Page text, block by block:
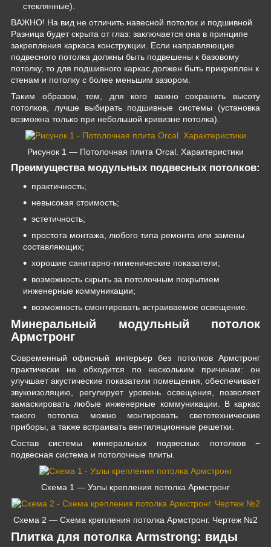
стеклянные).
ВАЖНО! На вид не отличить навесной потолок и подшивной.
Разница будет скрыта от глаз: заключается она в принципе
закрепления каркаса конструкции. Если направляющие
подвесного потолка должны быть подвешены к базовому
потолку, то для подшивного каркас должен быть прикреплен к
стенам и потолку с более меньшим зазором.
Таким образом, тем, для кого важно сохранить высоту
потолков, лучше выбирать подшивные системы (установка
возможна только при небольшой кривизне потолка).
Рисунок 1 — Потолочная плита Orcal. Характеристики
Преимущества модульных подвесных потолков:
практичность;
невысокая стоимость;
эстетичность;
простота монтажа, любого типа ремонта или замены
составляющих;
хорошие санитарно-гигиенические показатели;
возможность скрыть за потолочным покрытием
инженерные коммуникации;
возможность смонтировать встраиваемое освещение.
Минеральный модульный потолок
Армстронг
Современный офисный интерьер без потолков Армстронг
практически не обходится по нескольким причинам: он
улучшает акустические показатели помещения, обеспечивает
звукоизоляцию, регулирует уровень освещения, позволяет
замаскировать любые инженерные коммуникации. В каркас
такого потолка можно монтировать светотехнические
приборы, а также встраивать вентиляционные решетки.
Состав системы минеральных подвесных потолков −
подвесная система и потолочные плиты.
Схема 1 — Узлы крепления потолка Армстронг
Схема 2 — Схема крепления потолка Армстронг. Чертеж №2
Плитка для потолка Armstrong: виды